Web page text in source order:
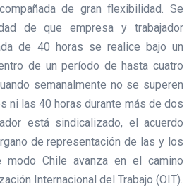
de gran flexibilidad. Se
de que empresa y trabajador
de 40 horas se realice bajo un
de un período de hasta cuatro
semanalmente no se superen
ni las 40 horas durante más de dos
está sindicalizado, el acuerdo
de representación de las y los
modo Chile avanza en el camino
Internacional del Trabajo (OIT).